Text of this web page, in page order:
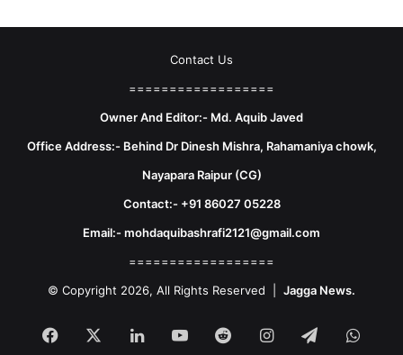
Contact Us
==================
Owner And Editor:- Md. Aquib Javed
Office Address:- Behind Dr Dinesh Mishra, Rahamaniya chowk,
Nayapara Raipur (CG)
Contact:- +91 86027 05228
Email:- mohdaquibashrafi2121@gmail.com
==================
© Copyright 2026, All Rights Reserved | Jagga News.
Facebook LinkedInYouTubeRedditInstagram
Telegram